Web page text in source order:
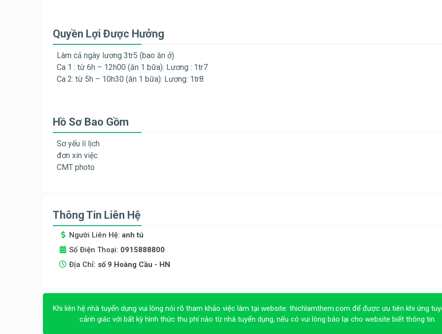
Quyền Lợi Được Hưởng
Làm cả ngày lương 3tr5 (bao ăn ở)
Ca 1 : từ 6h – 12h00 (ăn 1 bữa): Lương : 1tr7
Ca 2: từ 5h – 10h30 (ăn 1 bữa): Lương: 1tr8
Hồ Sơ Bao Gồm
Sơ yếu lí lịch
đơn xin việc
CMT photo
Thông Tin Liên Hệ
Người Liên Hệ: anh tú
Số Điện Thoại: 0915888800
Địa Chỉ: số 9 Hoàng Cầu - HN
Khi liên hệ nhà tuyển dụng vui lòng nói rõ tham khảo việc làm tại website: thichlamthem.com để được ưu tiên khi ứng
cảnh giác với bất kỳ hình thức thu phí nào từ nhà tuyển dụng, nếu có vui lòng báo lại cho website biết thông tin.